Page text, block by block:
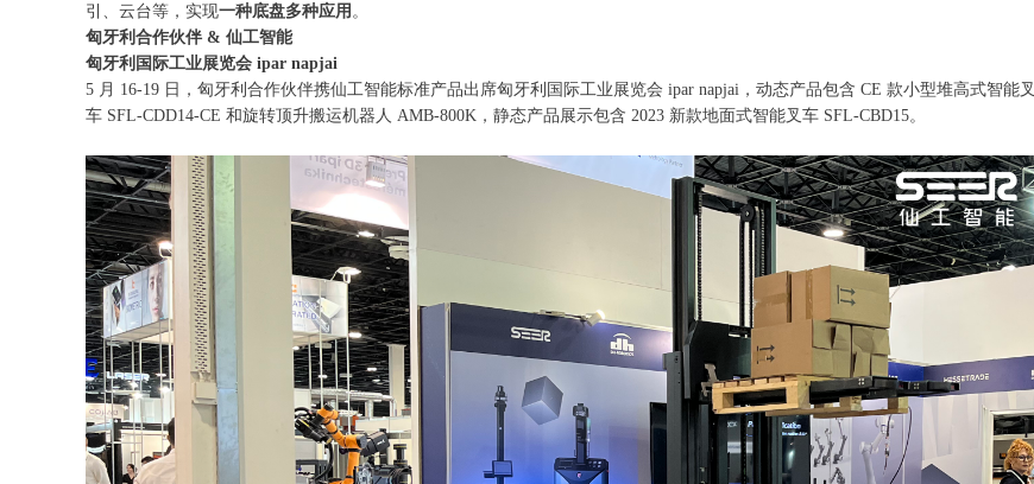
引、云台等，实现一种底盘多种应用 。
匈牙利合作伙伴 & 仙工智能
匈牙利国际工业展览会 ipar napjai
5 月 16-19 日，匈牙利合作伙伴携仙工智能标准产品出席匈牙利国际工业展览会 ipar napjai，动态产品包含 CE 款小型堆高式智能叉
车 SFL-CDD14-CE 和旋转顶升搬运机器人 AMB-800K，静态产品展示包含 2023 新款地面式智能叉车 SFL-CBD15。